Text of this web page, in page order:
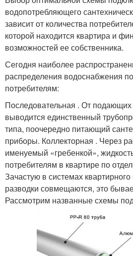
водопотребляющего
зависит от количества
которой находится квартира и
возможностей ее собственника.
Сегодня наиболее
распределения водоснабжения
потребителям:
Последовательная . От подающих
выводится единственный
типа, поочередно питающий
приборы. Коллекторная . Через
именуемый «гребенкой»,
потребителям в квартире по
Зачастую в системах
разводки совмещаются, это
Рассмотрим названные схемы